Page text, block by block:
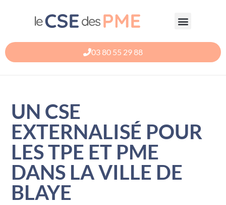
03 80 55 29 88
UN CSE
EXTERNALISÉ POUR
LES TPE ET PME
DANS LA VILLE DE
BLAYE